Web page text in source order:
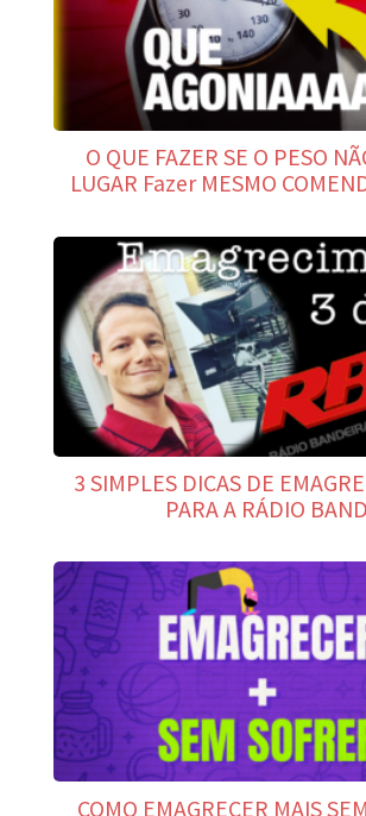
O QUE FAZER SE O PESO
LUGAR Fazer MESMO
3 SIMPLES DICAS DE
PARA A RÁDIO BAND
COMO EMAGRECER MAIS